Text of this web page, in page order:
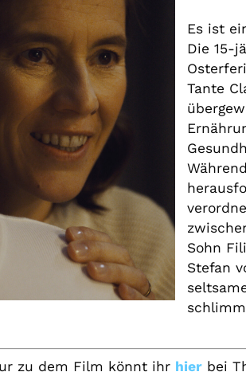
Es ist
Die 15-
Tante
Sohn
Stefan
zu dem Film könnt ihr hier bei